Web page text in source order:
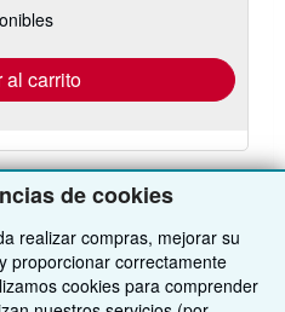
de cookies
realizar compras, mejorar su
proporcionar correctamente
cookies para comprender
al carrito
AL INICIO